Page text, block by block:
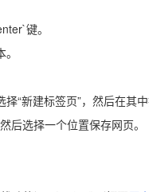
键。
“新建标签页”，然后在其中
后选择一个位置保存网页。